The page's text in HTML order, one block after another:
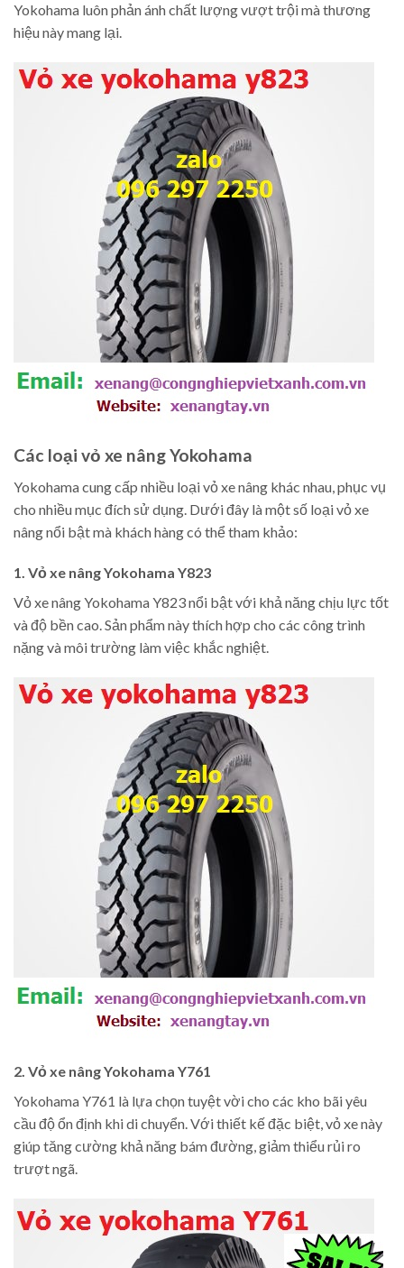
Yokohama luôn phản ánh chất lượng vượt trội mà thương
hiệu này mang lại.
Các loại vỏ xe nâng Yokohama
Yokohama cung cấp nhiều loại vỏ xe nâng khác nhau, phục vụ
cho nhiều mục đích sử dụng. Dưới đây là một số loại vỏ xe
nâng nổi bật mà khách hàng có thể tham khảo:
1. Vỏ xe nâng Yokohama Y823
Vỏ xe nâng Yokohama Y823 nổi bật với khả năng chịu lực tốt
và độ bền cao. Sản phẩm này thích hợp cho các công trình
nặng và môi trường làm việc khắc nghiệt.
2. Vỏ xe nâng Yokohama Y761
Yokohama Y761 là lựa chọn tuyệt vời cho các kho bãi yêu
cầu độ ổn định khi di chuyển. Với thiết kế đặc biệt, vỏ xe này
giúp tăng cường khả năng bám đường, giảm thiểu rủi ro
trượt ngã.